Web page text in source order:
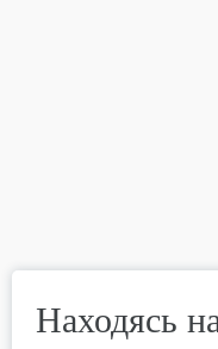
Находясь